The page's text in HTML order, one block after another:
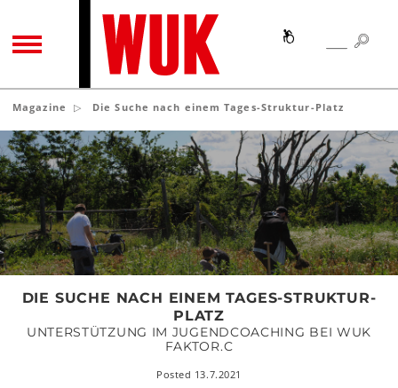
TOGGLE NAVIGATION SEARCH
Magazine Die Suche nach einem Tages-Struktur-Platz
Die
Suche
nach
einem
Tages-
Struktur-
Platz
DIE SUCHE NACH EINEM TAGES-STRUKTUR-
PLATZ
UNTERSTÜTZUNG IM JUGENDCOACHING BEI WUK
FAKTOR.C
Posted 13.7.2021